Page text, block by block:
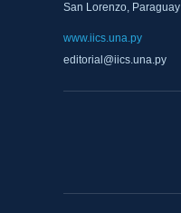
San Lorenzo, Paraguay
www.iics.una.py
editorial@iics.una.py